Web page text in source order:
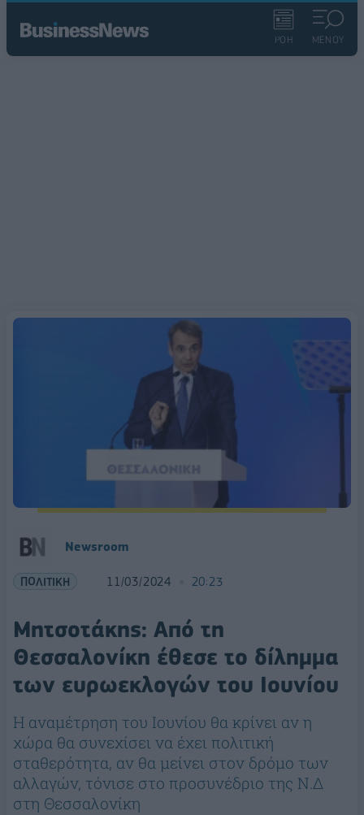
ΡΟΗ ΜΕΝΟΥ
Newsroom
ΠΟΛΙΤΙΚΗ 11/03/2024 20:23
Μητσοτάκης: Από τη
Θεσσαλονίκη έθεσε το δίλημμα
των ευρωεκλογών του Ιουνίου
Η αναμέτρηση του Ιουνίου θα κρίνει αν η
χώρα θα συνεχίσει να έχει πολιτική
σταθερότητα, αν θα μείνει στον δρόμο των
αλλαγών, τόνισε στο προσυνέδριο της Ν.Δ
στη Θεσσαλονίκη